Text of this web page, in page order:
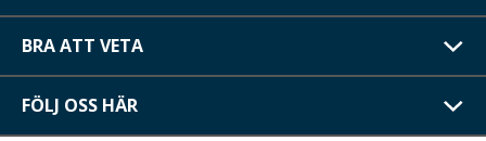
BRA ATT VETA
FÖLJ OSS HÄR